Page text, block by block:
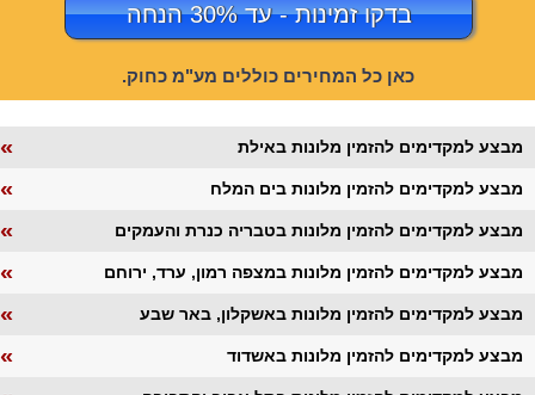
בדקו זמינות - עד 30% הנחה
כאן כל המחירים כוללים מע"מ כחוק.
« מבצע למקדימים להזמין מלונות באילת
« מבצע למקדימים להזמין מלונות בים המלח
« מבצע למקדימים להזמין מלונות בטבריה כנרת והעמקים
« מבצע למקדימים להזמין מלונות במצפה רמון, ערד, ירוחם
« מבצע למקדימים להזמין מלונות באשקלון, באר שבע
« מבצע למקדימים להזמין מלונות באשדוד